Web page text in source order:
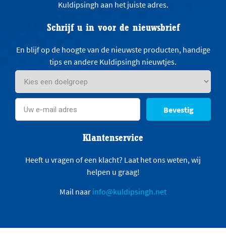
Kuldipsingh aan het juiste adres.
Schrijf u in voor de nieuwsbrief
En blijf op de hoogte van de nieuwste producten, handige
tips en andere Kuldipsingh nieuwtjes.
Bevestig
Klantenservice
Heeft u vragen of een klacht? Laat het ons weten, wij
helpen u graag!
Mail naar info@kuldipsingh.net